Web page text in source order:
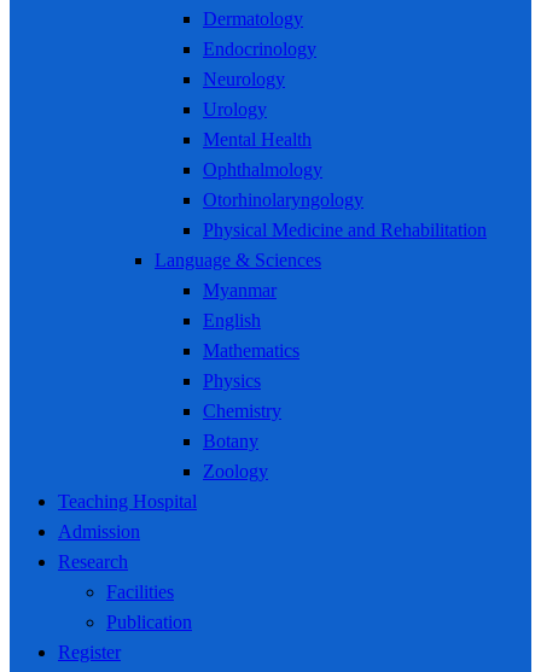
Dermatology
Endocrinology
Neurology
Urology
Mental Health
Ophthalmology
Otorhinolaryngology
Physical Medicine and Rehabilitation
Language & Sciences
Myanmar
English
Mathematics
Physics
Chemistry
Botany
Zoology
Teaching Hospital
Admission
Research
Facilities
Publication
Register